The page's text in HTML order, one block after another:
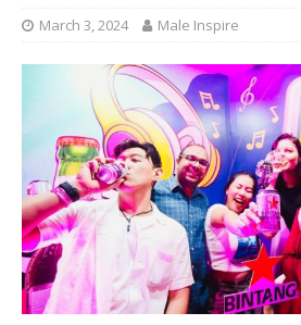
March 3, 2024 Male Inspire